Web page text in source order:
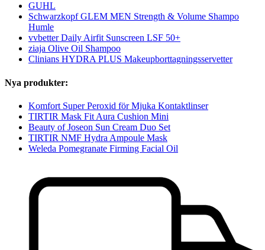
GUHL
Schwarzkopf GLEM MEN Strength & Volume Shampo
Humle
vvbetter Daily Airfit Sunscreen LSF 50+
ziaja Olive Oil Shampoo
Clinians HYDRA PLUS Makeupborttagningsservetter
Nya produkter:
Komfort Super Peroxid för Mjuka Kontaktlinser
TIRTIR Mask Fit Aura Cushion Mini
Beauty of Joseon Sun Cream Duo Set
TIRTIR NMF Hydra Ampoule Mask
Weleda Pomegranate Firming Facial Oil